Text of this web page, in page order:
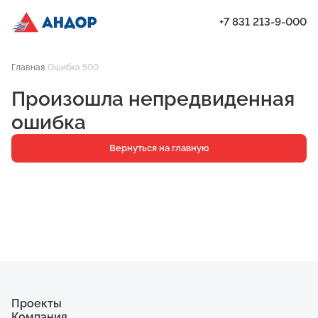
Проекты
Квартиры
Паркинг
Кладовые
+7 831 213-9-000
Главная Ошибка 500
Произошла непредвиденная
ошибка
Вернуться на главную
Проекты